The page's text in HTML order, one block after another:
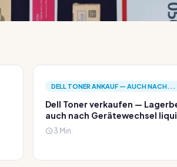
DELL TONER ANKAUF — AUCH NACH...
Dell Toner verkaufen —
auch nach Gerätewechsel
3 Min.